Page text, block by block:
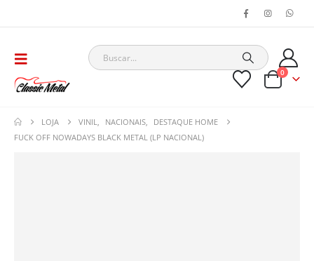
0
LOJA VINIL NACIONAIS
DESTAQUE HOME
FUCK OFF NOWADAYS BLACK METAL (LP NACIONAL)